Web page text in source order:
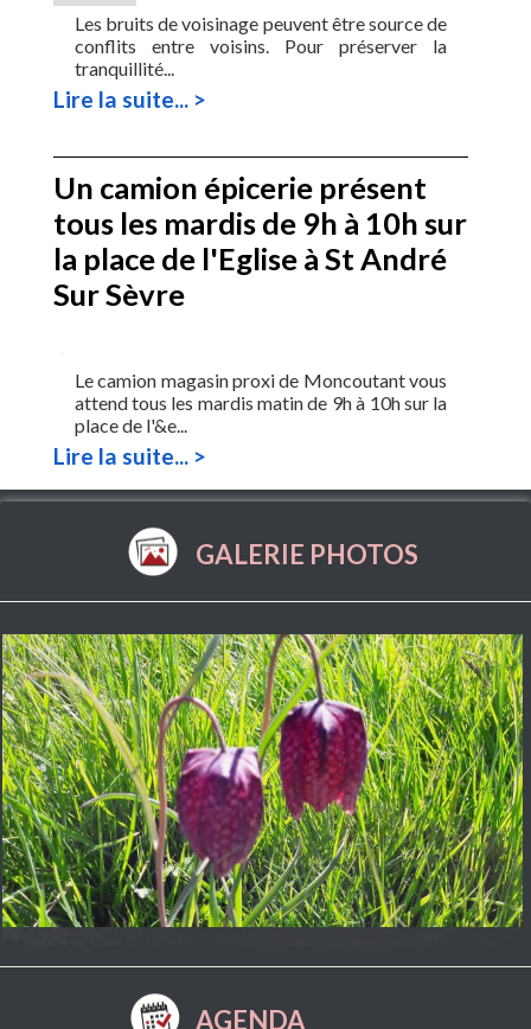
Les bruits de voisinage peuvent être source de
conflits entre voisins. Pour préserver la
tranquillité...
Lire la suite... >
Un camion épicerie présent
tous les mardis de 9h à 10h sur
la place de l'Eglise à St André
Sur Sèvre
Le camion magasin proxi de Moncoutant vous
attend tous les mardis matin de 9h à 10h sur la
place de l'&e...
Lire la suite... >
GALERIE PHOTOS
AGENDA